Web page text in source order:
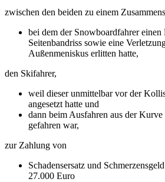
zwischen den beiden zu einem
bei dem der Snowboardfahrer einen
Seitenbandriss sowie eine
Außenmeniskus erlitten hatte,
den Skifahrer,
weil dieser unmittelbar vor der
angesetzt hatte und
dann beim Ausfahren aus der
gefahren war,
zur Zahlung von
Schadensersatz und
27.000 Euro